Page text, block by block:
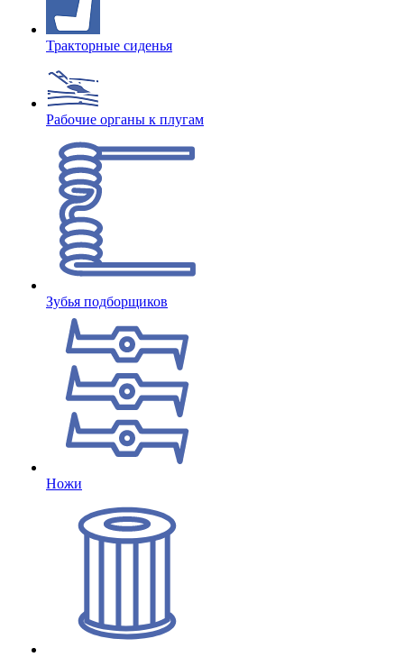
Тракторные сиденья
Рабочие органы к плугам
Зубья подборщиков
Ножи